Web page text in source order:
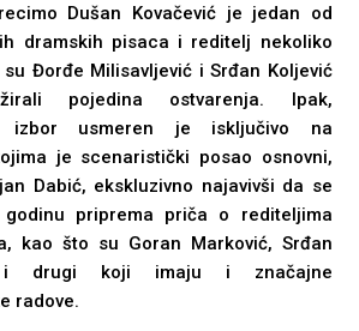
Dušan Kovačević je jedan od
dramskih pisaca i reditelj nekoliko
su Đorđe Milisavljević i Srđan Koljević
pojedina ostvarenja. Ipak,
izbor usmeren je isključivo na
je scenaristički posao osnovni,
Dabić, ekskluzivno najavivši da se
priprema priča o rediteljima
kao što su Goran Marković, Srđan
i drugi koji imaju i značajne
radove.